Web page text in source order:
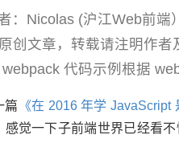
：Nicolas (沪江Web前端）
创文章，转载请注明作者
代码示例根据
篇 《在 2016 年学 JavaScript
感觉一下子前端世界已经看